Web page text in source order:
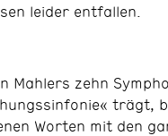
leider entfallen.
Mahlers zehn
trägt,
Worten mit den